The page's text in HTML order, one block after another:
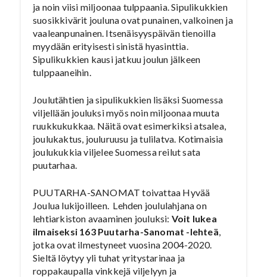
ja noin viisi miljoonaa tulppaania. Sipulikukkien
suosikkivärit jouluna ovat punainen, valkoinen ja
vaaleanpunainen. Itsenäisyyspäivän tienoilla
myydään erityisesti sinistä hyasinttia.
Sipulikukkien kausi jatkuu joulun jälkeen
tulppaaneihin.
Joulutähtien ja sipulikukkien lisäksi Suomessa
viljellään jouluksi myös noin miljoonaa muuta
ruukkukukkaa. Näitä ovat esimerkiksi atsalea,
joulukaktus, jouluruusu ja tulilatva. Kotimaisia
joulukukkia viljelee Suomessa reilut sata
puutarhaa.
PUUTARHA-SANOMAT toivattaa Hyvää
Joulua lukijoilleen. Lehden joululahjana on
lehtiarkiston avaaminen jouluksi: Voit lukea
ilmaiseksi 163 Puutarha-Sanomat -lehteä
jotka ovat ilmestyneet vuosina 2004-2020.
Sieltä löytyy yli tuhat yritystarinaa ja
roppakaupalla vinkkejä viljelyyn ja